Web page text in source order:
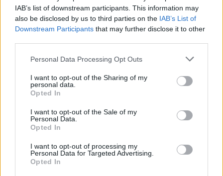
IAB’s list of downstream participants. This information may
also be disclosed by us to third parties on the IAB’s List of
Downstream Participants that may further disclose it to other
Please note that this website/app uses one or more Google
not limited to your visit or usage behaviour. You may click to
grant or deny consent to Google and its third-party tags to
use your data for below specified purposes in below Google
consent section.
Personal Data Processing Opt Outs
I want to opt-out of the Sharing of my
personal data.
Opted In
I want to opt-out of the Sale of my
Personal Data.
Opted In
I want to opt-out of processing my
Personal Data for Targeted Advertising.
Opted In
Felhasználónév
Jelszó
Elfelejtette jelszavát?
Bejelentkezés
faiskola.hu
Kertészeti, kerti termékek és szolgáltatások térképes
KERTÉSZ ÉS KERTÉSZET REGISZTRÁCIÓ